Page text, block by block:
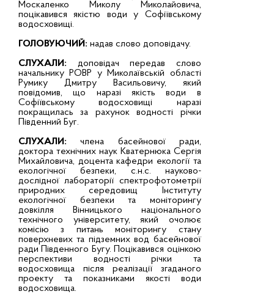
Москаленко Миколу Миколайовича,
поцікавився якістю води у Софіївському
водосховищі.
ГОЛОВУЮЧИЙ: надав слово доповідачу.
СЛУХАЛИ: доповідач передав слово
начальнику РОВР у Миколаївській області
Румику Дмитру Васильовичу, який
повідомив, що наразі якість води в
Софіївському водосховищі наразі
покращилась за рахунок водності річки
Південний Буг.
СЛУХАЛИ:члена басейнової ради,
доктора технічних наук Кватернюка Сергія
Михайловича, доцента кафедри екології та
екологічної безпеки, с.н.с. науково-
дослідної лабораторії спектрофотометрії
природних середовищ Інституту
екологічної безпеки та моніторингу
довкілля Вінницького національного
технічного університету, який очолює
комісію з питань моніторингу стану
поверхневих та підземних вод басейнової
ради Південного Бугу. Поцікавився оцінкою
перспективи водності річки та
водосховища після реалізації згаданого
проекту та показниками якості води
водосховища.